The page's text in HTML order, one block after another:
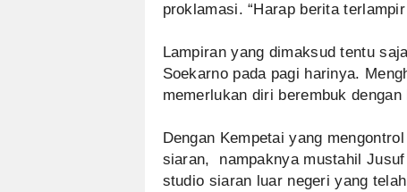
proklamasi. “Harap berita
Lampiran yang dimaksud tentu
Soekarno pada pagi harinya.
memerlukan diri berembuk dengan
Dengan Kempetai yang
siaran, nampaknya mustahil
studio siaran luar negeri yang